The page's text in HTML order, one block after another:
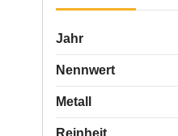
Jahr
Nennwert
Metall
Reinheit